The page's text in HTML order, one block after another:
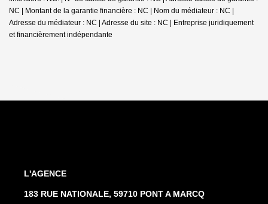
NC | Montant de la garantie financière : NC | Nom du médiateur : NC |
Adresse du médiateur : NC | Adresse du site : NC | Entreprise juridiquement
et financièrement indépendante
L'AGENCE
183 RUE NATIONALE, 59710 PONT A MARCQ